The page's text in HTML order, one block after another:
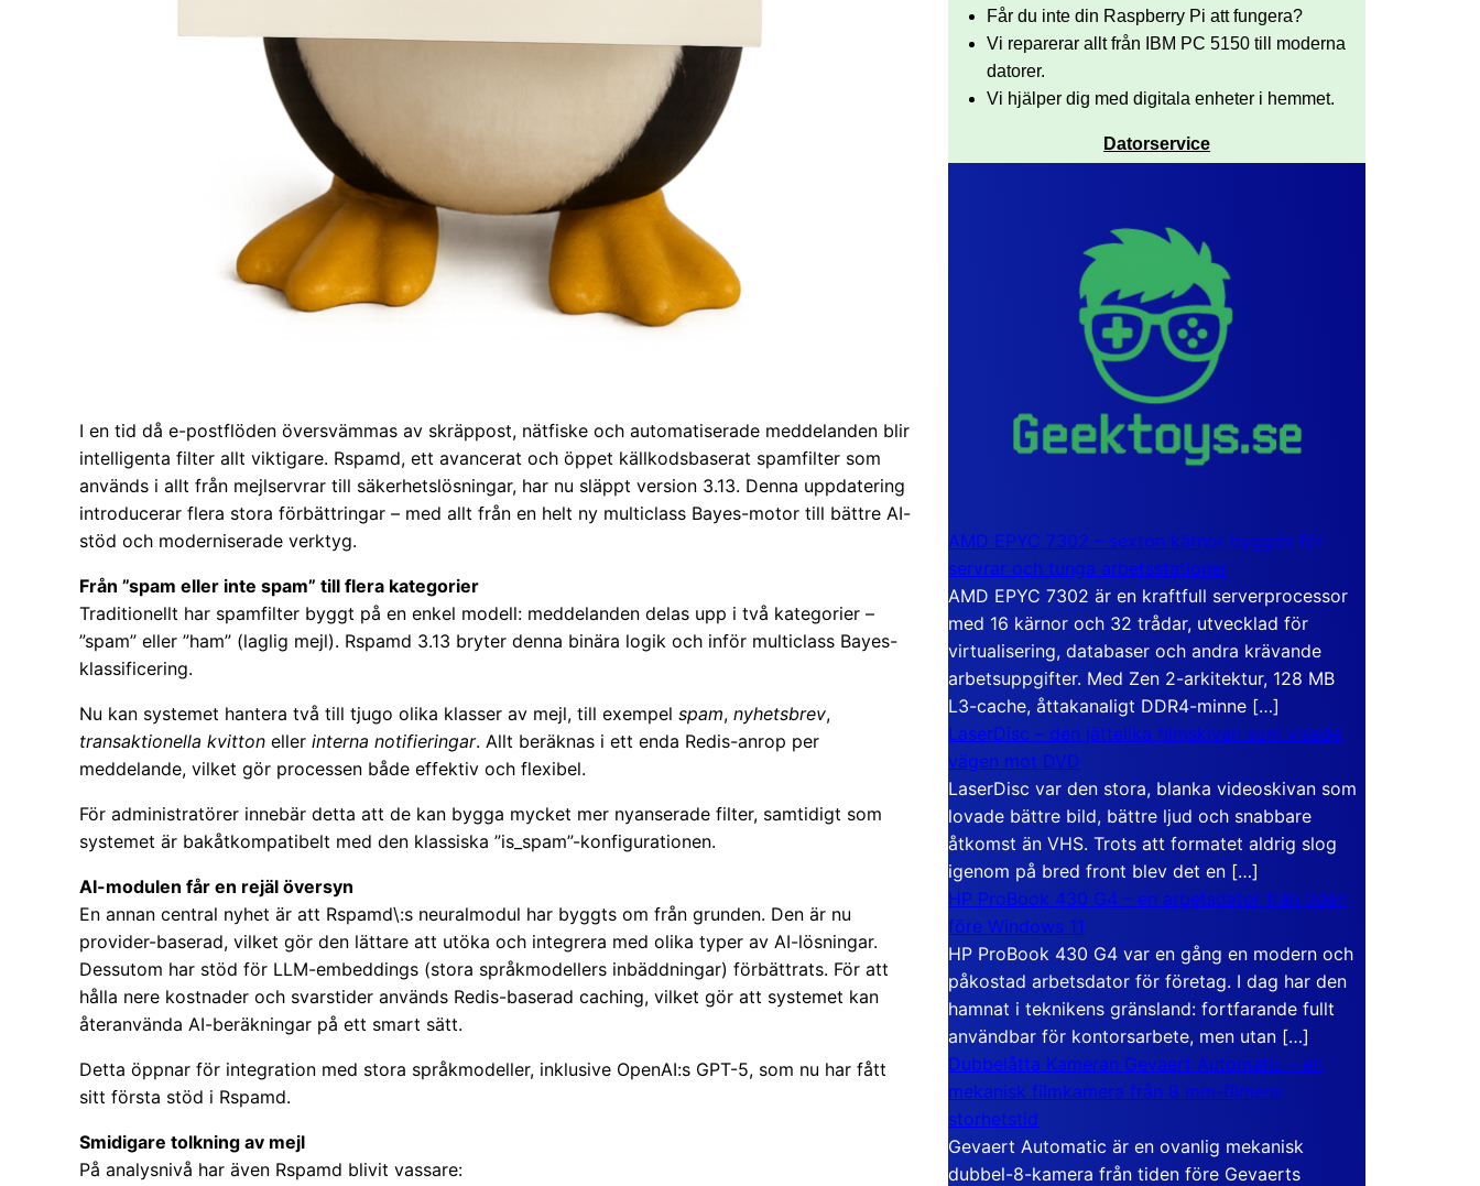
I en tid då e-postflöden översvämmas av skräppost, nätfiske och automatiserade meddelanden blir
intelligenta filter allt viktigare. Rspamd, ett avancerat och öppet källkodsbaserat spamfilter som
används i allt från mejlservrar till säkerhetslösningar, har nu släppt version 3.13. Denna uppdatering
introducerar flera stora förbättringar – med allt från en helt ny multiclass Bayes-motor till bättre AI-
stöd och moderniserade verktyg.
Från ”spam eller inte spam” till flera kategorier
Traditionellt har spamfilter byggt på en enkel modell: meddelanden delas upp i två kategorier –
”spam” eller ”ham” (laglig mejl). Rspamd 3.13 bryter denna binära logik och inför multiclass Bayes-
klassificering.
Nu kan systemet hantera två till tjugo olika klasser av mejl, till exempel spam, nyhetsbrev,
transaktionella kvitton eller interna notifieringar. Allt beräknas i ett enda Redis-anrop per
meddelande, vilket gör processen både effektiv och flexibel.
För administratörer innebär detta att de kan bygga mycket mer nyanserade filter, samtidigt som
systemet är bakåtkompatibelt med den klassiska ”is_spam”-konfigurationen.
AI-modulen får en rejäl översyn
En annan central nyhet är att Rspamd\:s neuralmodul har byggts om från grunden. Den är nu
provider-baserad, vilket gör den lättare att utöka och integrera med olika typer av AI-lösningar.
Dessutom har stöd för LLM-embeddings (stora språkmodellers inbäddningar) förbättrats. För att
hålla nere kostnader och svarstider används Redis-baserad caching, vilket gör att systemet kan
återanvända AI-beräkningar på ett smart sätt.
Detta öppnar för integration med stora språkmodeller, inklusive OpenAI:s GPT-5, som nu har fått
sitt första stöd i Rspamd.
Smidigare tolkning av mejl
På analysnivå har även Rspamd blivit vassare:
Får du inte din Raspberry Pi att fungera?
Vi reparerar allt från IBM PC 5150 till moderna
datorer.
Vi hjälper dig med digitala enheter i hemmet.
Datorservice
AMD EPYC 7302 – sexton kärnor byggda för
servrar och tunga arbetsstationer
AMD EPYC 7302 är en kraftfull serverprocessor
med 16 kärnor och 32 trådar, utvecklad för
virtualisering, databaser och andra krävande
arbetsuppgifter. Med Zen 2-arkitektur, 128 MB
L3-cache, åttakanaligt DDR4-minne […]
LaserDisc – den jättelika filmskivan som visade
vägen mot DVD
LaserDisc var den stora, blanka videoskivan som
lovade bättre bild, bättre ljud och snabbare
åtkomst än VHS. Trots att formatet aldrig slog
igenom på bred front blev det en […]
HP ProBook 430 G4 – en arbetsdator från tiden
före Windows 11
HP ProBook 430 G4 var en gång en modern och
påkostad arbetsdator för företag. I dag har den
hamnat i teknikens gränsland: fortfarande fullt
användbar för kontorsarbete, men utan […]
Dubbelåtta Kameran Gevaert Automatic – en
mekanisk filmkamera från 8 mm-filmens
storhetstid
Gevaert Automatic är en ovanlig mekanisk
dubbel-8-kamera från tiden före Gevaerts